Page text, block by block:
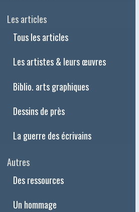
Les articles
Tous les articles
Les artistes & leurs œuvres
Biblio. arts graphiques
Dessins de près
La guerre des écrivains
Autres
Des ressources
Un hommage